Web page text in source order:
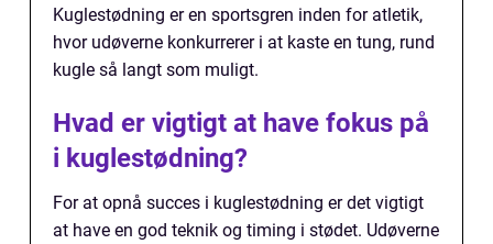
Kuglestødning er en sportsgren inden for atletik,
hvor udøverne konkurrerer i at kaste en tung, rund
kugle så langt som muligt.
Hvad er vigtigt at have fokus på
i kuglestødning?
For at opnå succes i kuglestødning er det vigtigt
at have en god teknik og timing i stødet. Udøverne